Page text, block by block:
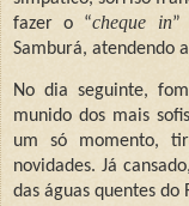
fazer o “cheque in”
Samburá, atendendo
No dia seguinte,
munido dos mais
um só momento,
novidades. Já
das águas quentes do